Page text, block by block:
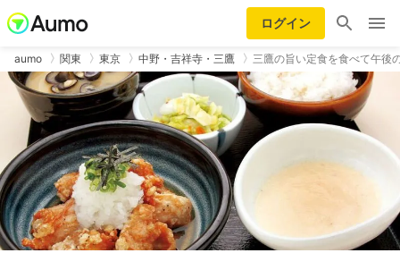
ログイン
aumo 関東 東京 中野・吉祥寺・三鷹 三鷹の旨い定食を食べて午後